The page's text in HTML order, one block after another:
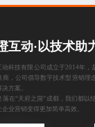
互动·以技术助
动科技有限公司成立于2014年，
商，公司倡导数字技术型营销理
方案。
落在“天府之国”成都，我们都以
企业营销变得更加简单高效。